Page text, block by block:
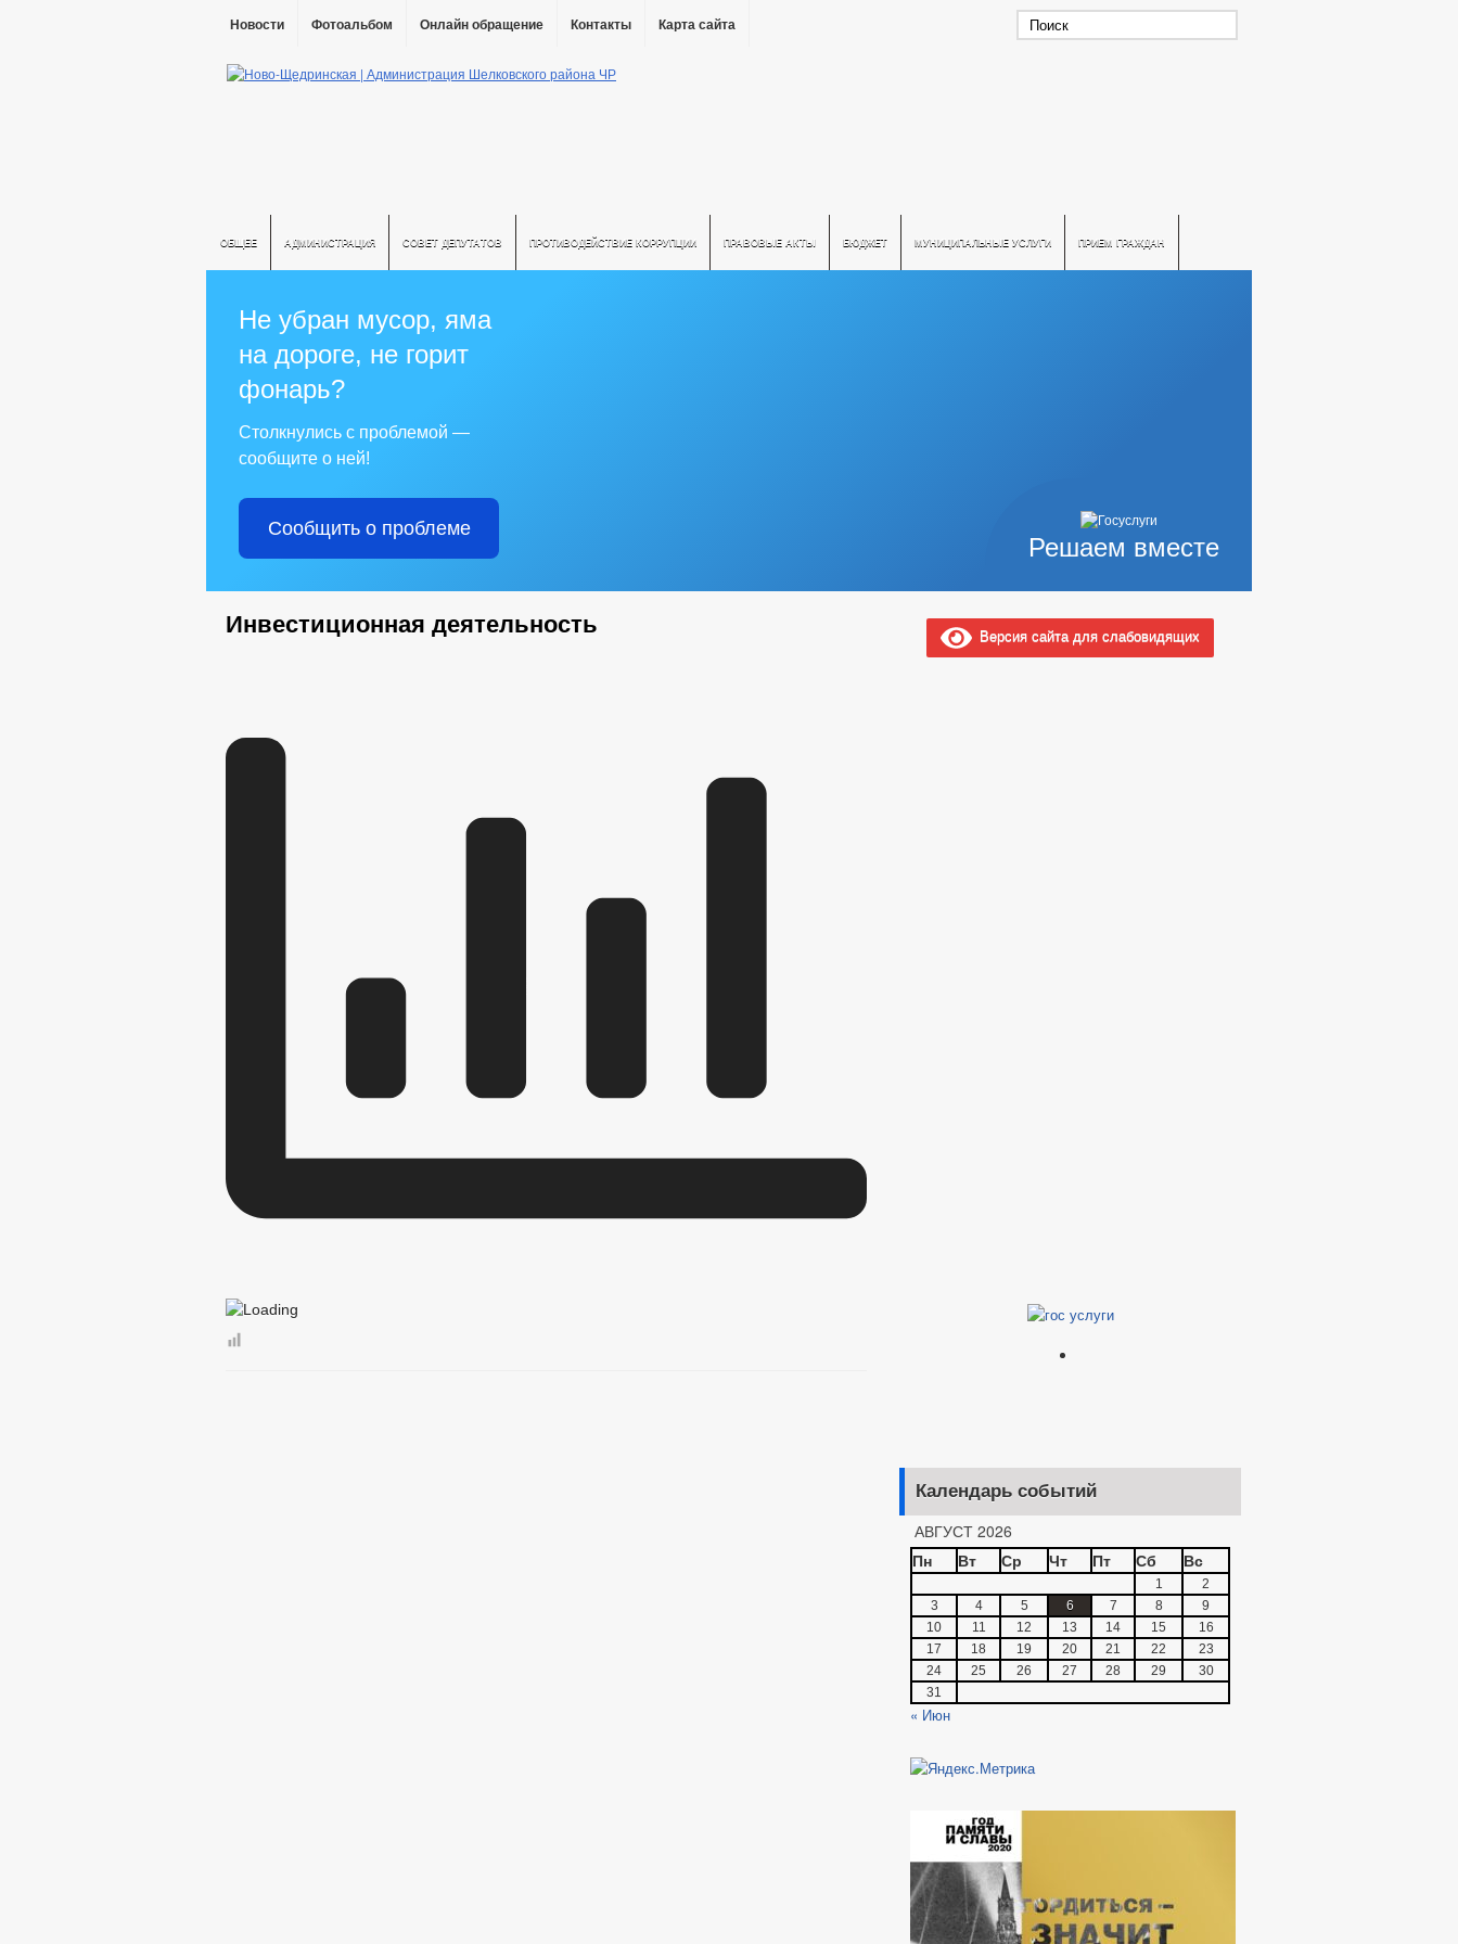
Новости Фотоальбом Онлайн обращение Контакты Карта сайта
ОБЩЕЕ АДМИНИСТРАЦИЯ СОВЕТ ДЕПУТАТОВ ПРОТИВОДЕЙСТВИЕ КОРРУПЦИИ ПРАВОВЫЕ АКТЫ БЮДЖЕТ МУНИЦИПАЛЬНЫЕ УСЛУГИ ПРИЕМ ГРАЖДАН
Решаем вместе
Не убран мусор, яма
на дороге, не горит
фонарь?
Столкнулись с проблемой —
сообщите о ней!
Сообщить о проблеме
Инвестиционная деятельность Версия сайта для слабовидящих
Календарь событий
АВГУСТ 2026
Пн
Вт Ср Чт Пт Сб Вс
1
2
3
4 5 6 7 8
9
10
11 12 13 14 15
16
17
18 19 20 21 22
23
24
25 26 27 28 29
30
31
« Июн